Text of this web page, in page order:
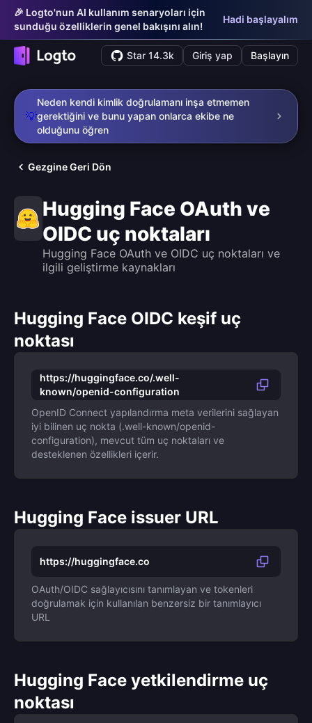
🎉 Logto'nun AI kullanım senaryoları için
sunduğu özelliklerin genel bakışını alın!
Hadi başlayalım
Star 14.3k Giriş yap Başlayın
💡
Neden kendi kimlik doğrulamanı inşa etmemen
gerektiğini ve bunu yapan onlarca ekibe ne
olduğunu öğren
Gezgine Geri Dön
Hugging Face OAuth ve
OIDC uç noktaları
Hugging Face OAuth ve OIDC uç noktaları ve
ilgili geliştirme kaynakları
Hugging Face OIDC keşif uç
noktası
https://huggingface.co/.well-
known/openid-configuration
OpenID Connect yapılandırma meta verilerini sağlayan
iyi bilinen uç nokta (.well-known/openid-
configuration), mevcut tüm uç noktaları ve
desteklenen özellikleri içerir.
Hugging Face issuer URL
https://huggingface.co
OAuth/OIDC sağlayıcısını tanımlayan ve tokenleri
doğrulamak için kullanılan benzersiz bir tanımlayıcı
URL
Hugging Face yetkilendirme uç
noktası